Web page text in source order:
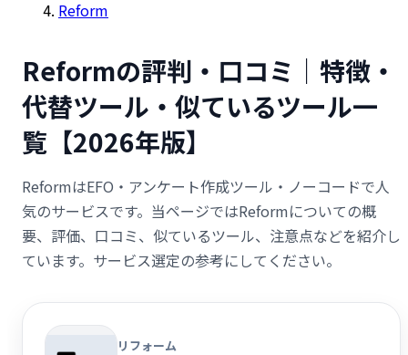
Reform
Reformの評判・口コミ｜特徴・
代替ツール・似ているツール一
覧【2026年版】
ReformはEFO・アンケート作成ツール・ノーコードで人
気のサービスです。当ページではReformについての概
要、評価、口コミ、似ているツール、注意点などを紹介し
ています。サービス選定の参考にしてください。
リフォーム